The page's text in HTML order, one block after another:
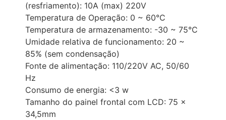
(resfriamento): 10A (max) 220V
Temperatura de Operação: 0 ~ 60°C
Temperatura de armazenamento: -30 ~ 75°C
Umidade relativa de funcionamento: 20 ~
85% (sem condensação)
Fonte de alimentação: 110/220V AC, 50/60
Hz
Consumo de energia: <3 w
Tamanho do painel frontal com LCD: 75 x
34,5mm